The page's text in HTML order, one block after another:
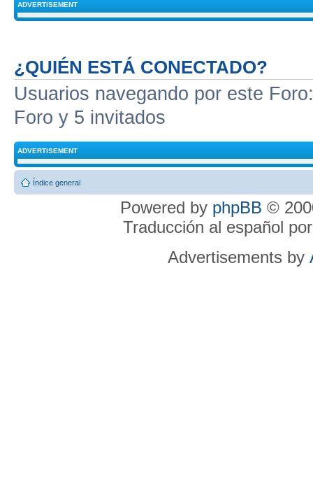
ADVERTISEMENT
¿QUIÉN ESTÁ CONECTADO?
Usuarios navegando por este
Foro y 5 invitados
ADVERTISEMENT
Índice general
Powered by phpBB ©
Traducción al español
Advertisements by